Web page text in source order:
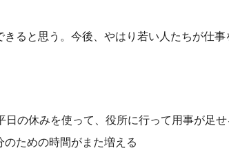
ると思う。今後、やはり若い人たちが仕
の休みを使って、役所に行って用事が足
ための時間がまた増える